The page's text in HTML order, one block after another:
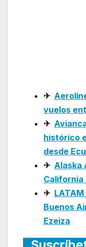
✈
vuelos
✈
histórico
desde
✈ Alaska
California
✈
Buenos
Ezeiza